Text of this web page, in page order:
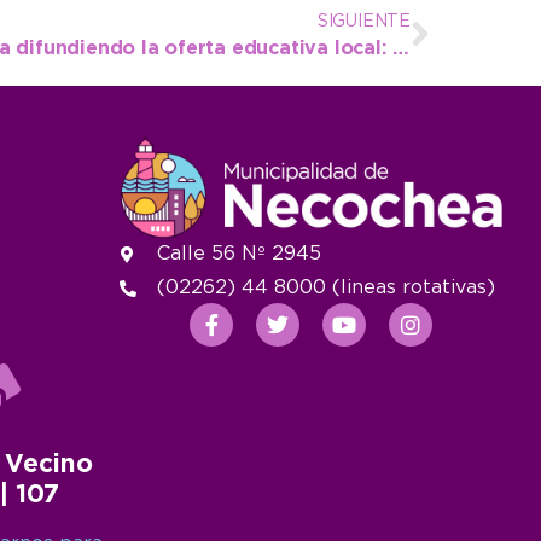
SIGUIENTE
La Municipalidad continúa difundiendo la oferta educativa local: foco en la UNICEN Quequén
107
Calle 56 Nº 2945
(02262) 44 8000 (lineas rotativas)